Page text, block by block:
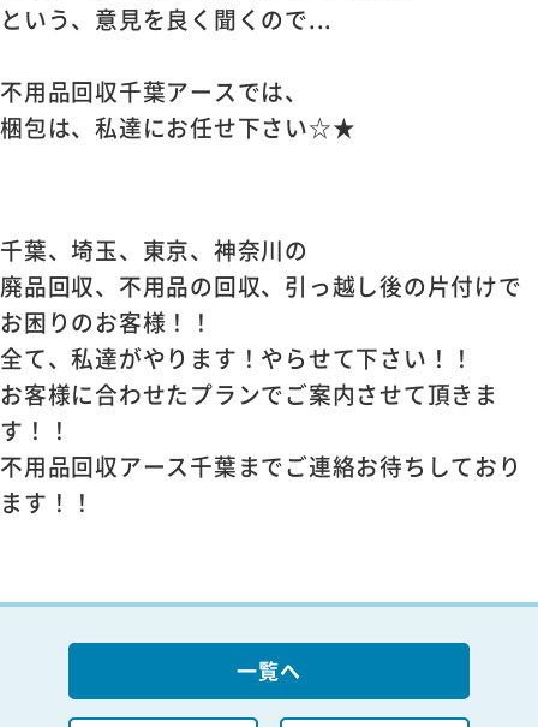
という、意見を良く聞くので...
不用品回収千葉アースでは、
梱包は、私達にお任せ下さい☆★
千葉、埼玉、東京、神奈川の
廃品回収、不用品の回収、引っ越し後の片付けで
お困りのお客様！！
全て、私達がやります！やらせて下さい！！
お客様に合わせたプランでご案内させて頂きま
す！！
不用品回収アース千葉までご連絡お待ちしており
ます！！
一覧へ